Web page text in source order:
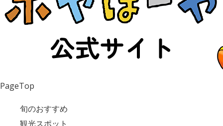
PageTop
旬のおすすめ
観光スポット